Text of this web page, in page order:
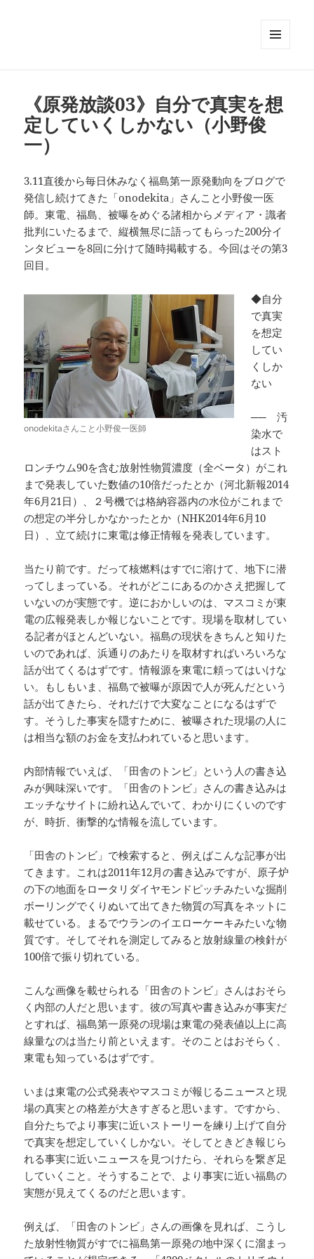
ット
《原発放談03》自分で真実を想
定していくしかない（小野俊
一）
3.11直後から毎日休みなく福島第一原発動向をブログで
発信し続けてきた「onodekita」さんこと小野俊一医
師。東電、福島、被曝をめぐる諸相からメディア・識者
批判にいたるまで、縦横無尽に語ってもらった200分イ
ンタビューを8回に分けて随時掲載する。今回はその第3
回目。
onodekitaさんこと小野俊一医師
◆自分
で真実
を想定
してい
くしか
ない
── 汚
染水で
はスト
ロンチウム90を含む放射性物質濃度（全ベータ）がこれ
まで発表していた数値の10倍だったとか（河北新報2014
年6月21日）、２号機では格納容器内の水位がこれまで
の想定の半分しかなかったとか（NHK2014年6月10
日）、立て続けに東電は修正情報を発表しています。
当たり前です。だって核燃料はすでに溶けて、地下に潜
ってしまっている。それがどこにあるのかさえ把握して
いないのが実態です。逆におかしいのは、マスコミが東
電の広報発表しか報じないことです。現場を取材してい
る記者がほとんどいない。福島の現状をきちんと知りた
いのであれば、浜通りのあたりを取材すればいろいろな
話が出てくるはずです。情報源を東電に頼ってはいけな
い。もしもいま、福島で被曝が原因で人が死んだという
話が出てきたら、それだけで大変なことになるはずで
す。そうした事実を隠すために、被曝された現場の人に
は相当な額のお金を支払われていると思います。
内部情報でいえば、「田舎のトンビ」という人の書き込
みが興味深いです。「田舎のトンビ」さんの書き込みは
エッチなサイトに紛れ込んでいて、わかりにくいのです
が、時折、衝撃的な情報を流しています。
「田舎のトンビ」で検索すると、例えばこんな記事が出
てきます。これは2011年12月の書き込みですが、原子炉
の下の地面をロータリダイヤモンドピッチみたいな掘削
ボーリングでくりぬいて出てきた物質の写真をネットに
載せている。まるでウランのイエローケーキみたいな物
質です。そしてそれを測定してみると放射線量の検針が
100倍で振り切れている。
こんな画像を載せられる「田舎のトンビ」さんはおそら
く内部の人だと思います。彼の写真や書き込みが事実だ
とすれば、福島第一原発の現場は東電の発表値以上に高
線量なのは当たり前といえます。そのことはおそらく、
東電も知っているはずです。
いまは東電の公式発表やマスコミが報じるニュースと現
場の真実との格差が大きすぎると思います。ですから、
自分たちでより事実に近いストーリーを練り上げて自分
で真実を想定していくしかない。そしてときどき報じら
れる事実に近いニュースを見つけたら、それらを繋ぎ足
していくこと。そうすることで、より事実に近い福島の
実態が見えてくるのだと思います。
例えば、「田舎のトンビ」さんの画像を見れば、こうし
た放射性物質がすでに福島第一原発の地中深くに溜まっ